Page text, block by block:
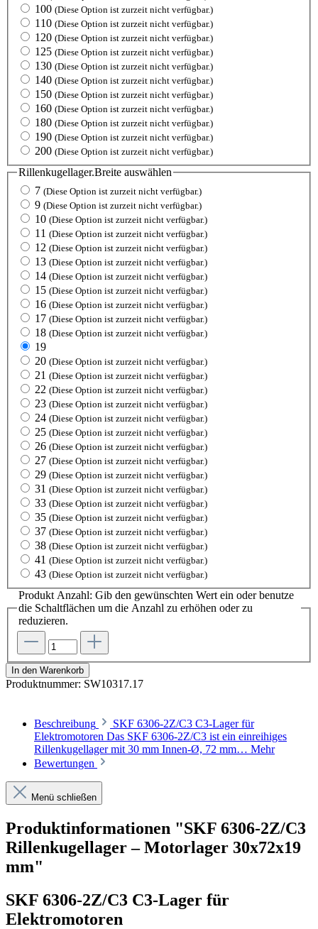
100 (Diese Option ist zurzeit nicht verfügbar.)
110 (Diese Option ist zurzeit nicht verfügbar.)
120 (Diese Option ist zurzeit nicht verfügbar.)
125 (Diese Option ist zurzeit nicht verfügbar.)
130 (Diese Option ist zurzeit nicht verfügbar.)
140 (Diese Option ist zurzeit nicht verfügbar.)
150 (Diese Option ist zurzeit nicht verfügbar.)
160 (Diese Option ist zurzeit nicht verfügbar.)
180 (Diese Option ist zurzeit nicht verfügbar.)
190 (Diese Option ist zurzeit nicht verfügbar.)
200 (Diese Option ist zurzeit nicht verfügbar.)
Rillenkugellager.Breite auswählen
7 (Diese Option ist zurzeit nicht verfügbar.)
9 (Diese Option ist zurzeit nicht verfügbar.)
10 (Diese Option ist zurzeit nicht verfügbar.)
11 (Diese Option ist zurzeit nicht verfügbar.)
12 (Diese Option ist zurzeit nicht verfügbar.)
13 (Diese Option ist zurzeit nicht verfügbar.)
14 (Diese Option ist zurzeit nicht verfügbar.)
15 (Diese Option ist zurzeit nicht verfügbar.)
16 (Diese Option ist zurzeit nicht verfügbar.)
17 (Diese Option ist zurzeit nicht verfügbar.)
18 (Diese Option ist zurzeit nicht verfügbar.)
19
20 (Diese Option ist zurzeit nicht verfügbar.)
21 (Diese Option ist zurzeit nicht verfügbar.)
22 (Diese Option ist zurzeit nicht verfügbar.)
23 (Diese Option ist zurzeit nicht verfügbar.)
24 (Diese Option ist zurzeit nicht verfügbar.)
25 (Diese Option ist zurzeit nicht verfügbar.)
26 (Diese Option ist zurzeit nicht verfügbar.)
27 (Diese Option ist zurzeit nicht verfügbar.)
29 (Diese Option ist zurzeit nicht verfügbar.)
31 (Diese Option ist zurzeit nicht verfügbar.)
33 (Diese Option ist zurzeit nicht verfügbar.)
35 (Diese Option ist zurzeit nicht verfügbar.)
37 (Diese Option ist zurzeit nicht verfügbar.)
38 (Diese Option ist zurzeit nicht verfügbar.)
41 (Diese Option ist zurzeit nicht verfügbar.)
43 (Diese Option ist zurzeit nicht verfügbar.)
Produkt Anzahl: Gib den gewünschten Wert ein oder benutze
die Schaltflächen um die Anzahl zu erhöhen oder zu
reduzieren.
In den Warenkorb
Produktnummer: SW10317.17
Beschreibung
SKF 6306-2Z/C3 C3-Lager für
Elektromotoren Das SKF 6306-2Z/C3 ist ein einreihiges
Rillenkugellager mit 30 mm Innen-Ø, 72 mm… Mehr
Bewertungen
Menü schließen
Produktinformationen "SKF 6306-2Z/C3
Rillenkugellager – Motorlager 30x72x19
mm"
SKF 6306-2Z/C3 C3-Lager für
Elektromotoren